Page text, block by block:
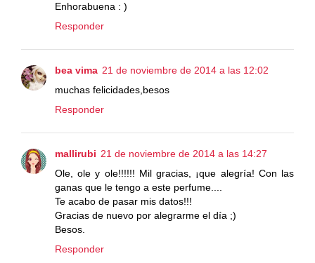
Enhorabuena : )
Responder
bea vima 21 de noviembre de 2014 a las 12:02
muchas felicidades,besos
Responder
mallirubi 21 de noviembre de 2014 a las 14:27
Ole, ole y ole!!!!!! Mil gracias, ¡que alegría! Con las
ganas que le tengo a este perfume....
Te acabo de pasar mis datos!!!
Gracias de nuevo por alegrarme el día ;)
Besos.
Responder